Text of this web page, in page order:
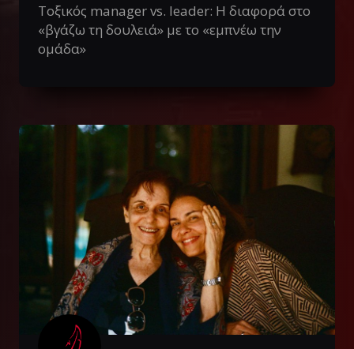
Τοξικός manager vs. leader: Η διαφορά στο
«βγάζω τη δουλειά» με το «εμπνέω την
ομάδα»